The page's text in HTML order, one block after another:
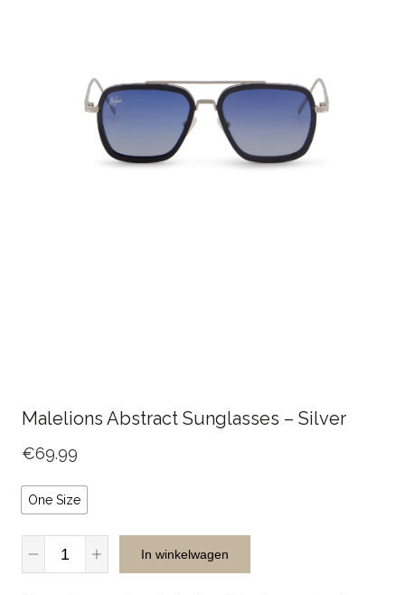
Malelions Abstract Sunglasses – Silver
€69.99
One Size
Malelions
Abstract
In winkelwagen